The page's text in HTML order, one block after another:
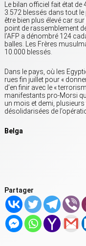
Le bilan officiel fait état
3.572 blessés dans tout
être bien plus élevé car
point de rassemblement
l’AFP a dénombré 124
balles. Les Frères
10.000 blessés.
Dans le pays, où les
rues fin juillet pour «
d’en finir avec le «
manifestants pro-Morsi
un mois et demi,
désolidarisées de
Belga
Partager